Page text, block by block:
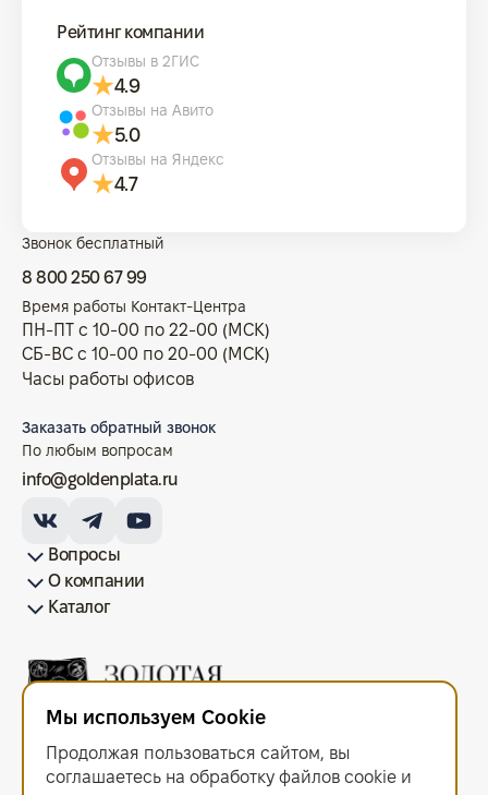
Рейтинг компании
Отзывы в 2ГИС
4.9
Отзывы на Авито
5.0
Отзывы на Яндекс
4.7
Вопросы
Как купить/продать
Условия оплаты
Условия доставки
Гарантия на товар
Возврат монет
Карта сайта
О компании
Франшиза
История
Вопрос-ответ
Отзывы
Лицензии и документы
Контакты офисов
Новости
БлогКаталог
Звонок бесплатный
8 800 250 67 99
Время работы Контакт-Центра
ПН-ПТ с 10-00 по 22-00 (МСК)
СБ-ВС с 10-00 по 20-00 (МСК)
Часы работы офисов
Заказать обратный звонок
По любым вопросам
info@goldenplata.ru
ИНН 6679143916 ОГРН 1216600044297
Политика в отношении обработки персональных данных
Согласие на обработку персональных данных
Мы используем Cookie
Продолжая пользоваться сайтом, вы
соглашаетесь на обработку файлов сооkiе и